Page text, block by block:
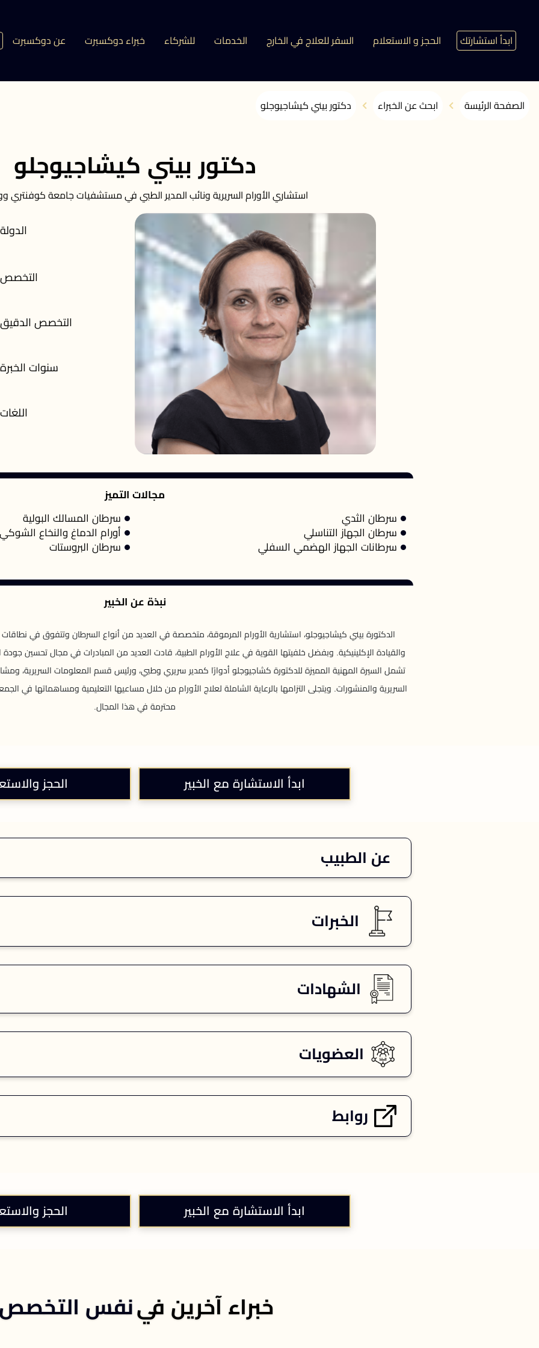
عن دوكسبرت خبراء دوكسبرت للشركاء الخدمات السفر للعلاج في الخارج الحجز و الاستعلام ابدأ استشارتك
الصفحة الرئيسة ابحث عن الخبراء دكتور بيني كيشاجيوجلو
دكتور بيني كيشاجيوجلو
استشاري الأورام السريرية ونائب المدير الطبي في مستشفيات جامعة كوفنتري
الدولة
التخصص
التخصص الدقيق
سنوات الخبرة
اللغات
مجالات التميز
سرطان الثدي
سرطان الجهاز التناسلي
سرطانات الجهاز الهضمي السفلي
سرطان المسالك البولية
أورام الدماغ والنخاع الشوكي
سرطان البروستات
نبذة عن الخبير
الدكتورة بيني كيشاجيوجلو، استشارية الأورام المرموقة، متخصصة في العديد من أنواع السرطان وتتفوق في نطاقات
والقيادة الإكلينيكية. وبفضل خلفيتها القوية في علاج الأورام الطبية، قادت العديد من المبادرات في مجال تحسين
تشمل السيرة المهنية المميزة للدكتورة كشاجيوجلو أدوارًا كمدير سريري وطبي، ورئيس قسم المعلومات السريرية،
السريرية والمنشورات. ويتجلى التزامها بالرعاية الشاملة لعلاج الأورام من خلال مساعيها التعليمية ومساهماتها في
محترمة في هذا المجال.
ابدأ الاستشارة مع الخبير الحجز
عن الطبيب
الخبرات
الشهادات
العضويات
روابط
ابدأ الاستشارة مع الخبير الحجز
خبراء آخرين في نفس